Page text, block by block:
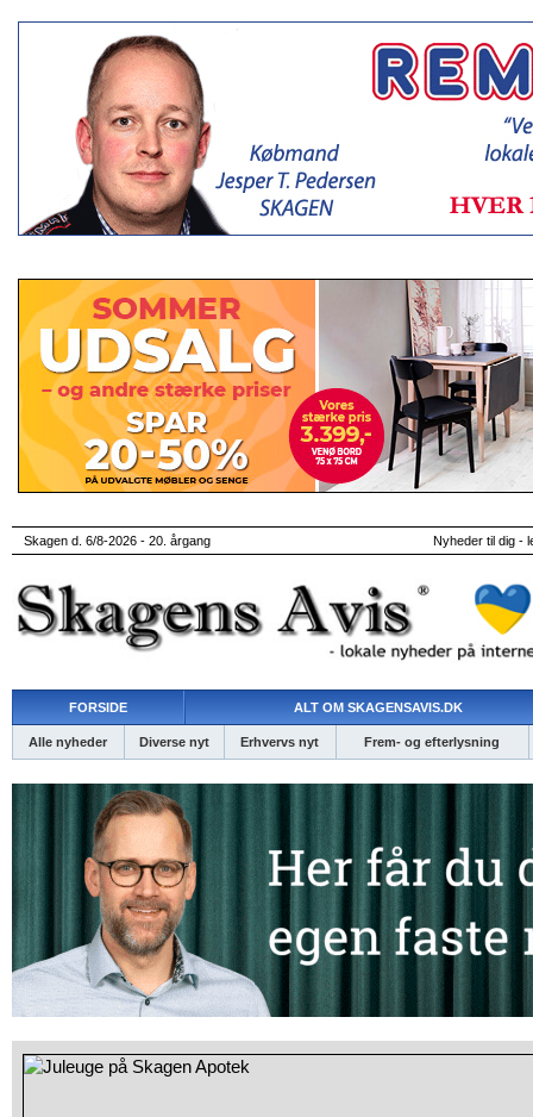
Skagen d. 6/8-2026 - 20. årgang Nyheder til dig -
FORSIDE ALT OM SKAGENSAVIS.DK
Alle nyheder Diverse nyt Erhvervs nyt Frem- og efterlysning